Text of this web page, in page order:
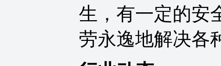
生，有一定的安
劳永逸地解决各